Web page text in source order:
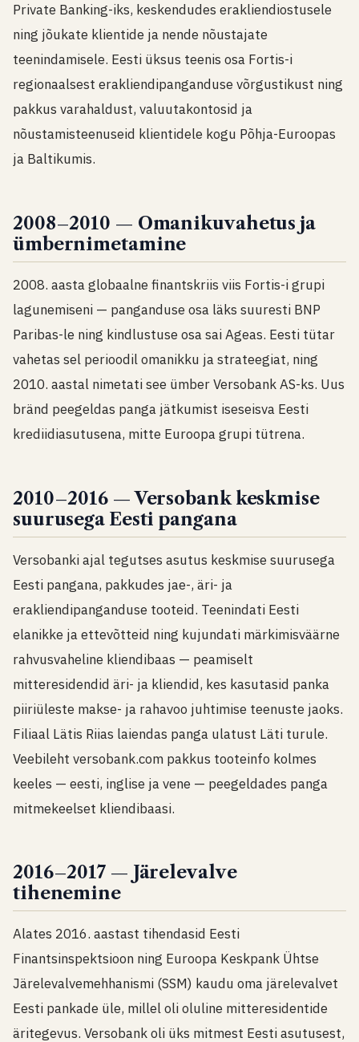
Private Banking-iks, keskendudes erakliendiostusele
ning jõukate klientide ja nende nõustajate
teenindamisele. Eesti üksus teenis osa Fortis-i
regionaalsest erakliendipanganduse võrgustikust ning
pakkus varahaldust, valuutakontosid ja
nõustamisteenuseid klientidele kogu Põhja-Euroopas
ja Baltikumis.
2008–2010 — Omanikuvahetus ja
ümbernimetamine
2008. aasta globaalne finantskriis viis Fortis-i grupi
lagunemiseni — panganduse osa läks suuresti BNP
Paribas-le ning kindlustuse osa sai Ageas. Eesti tütar
vahetas sel perioodil omanikku ja strateegiat, ning
2010. aastal nimetati see ümber Versobank AS-ks. Uus
bränd peegeldas panga jätkumist iseseisva Eesti
krediidiasutusena, mitte Euroopa grupi tütrena.
2010–2016 — Versobank keskmise
suurusega Eesti pangana
Versobanki ajal tegutses asutus keskmise suurusega
Eesti pangana, pakkudes jae-, äri- ja
erakliendipanganduse tooteid. Teenindati Eesti
elanikke ja ettevõtteid ning kujundati märkimisväärne
rahvusvaheline kliendibaas — peamiselt
mitteresidendid äri- ja kliendid, kes kasutasid panka
piiriüleste makse- ja rahavoo juhtimise teenuste jaoks.
Filiaal Lätis Riias laiendas panga ulatust Läti turule.
Veebileht versobank.com pakkus tooteinfo kolmes
keeles — eesti, inglise ja vene — peegeldades panga
mitmekeelset kliendibaasi.
2016–2017 — Järelevalve
tihenemine
Alates 2016. aastast tihendasid Eesti
Finantsinspektsioon ning Euroopa Keskpank Ühtse
Järelevalvemehhanismi (SSM) kaudu oma järelevalvet
Eesti pankade üle, millel oli oluline mitteresidentide
äritegevus. Versobank oli üks mitmest Eesti asutusest,